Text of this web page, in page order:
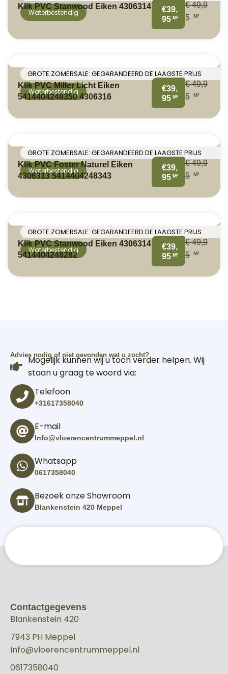
Waterbestendig
Klik PVC Stanwood Eiken 4306314
€39,
95 M²
€49,9
5
M²
GROTE ZOMERSALE: GEGARANDEERD DE LAAGSTE PRIJS
Waterbestendig
Klik PVC Miller Licht Eiken
5414404248350 4306316
€39,
95 M²
€49,9
5
M²
GROTE ZOMERSALE: GEGARANDEERD DE LAAGSTE PRIJS
Waterbestendig
Klik PVC Foster Naturel Eiken
4306313 5414404248343
€39,
95 M²
€49,9
5
M²
GROTE ZOMERSALE: GEGARANDEERD DE LAAGSTE PRIJS
Waterbestendig
Klik PVC Stanwood Eiken 4306314
5414404248282
€39,
95 M²
€49,9
5
M²
Advies nodig of niet gevonden wat u zocht?
Mogelijk kunnen wij u toch verder helpen. Wij
staan u graag te woord via:
Telefoon
+31617358040
E-mail
Info@vloerencentrummeppel.nl
Whatsapp
0617358040
Bezoek onze Showroom
Blankenstein 420 Meppel
Contactgegevens
Blankenstein 420
7943 PH Meppel
Info@vloerencentrummeppel.nl
0617358040